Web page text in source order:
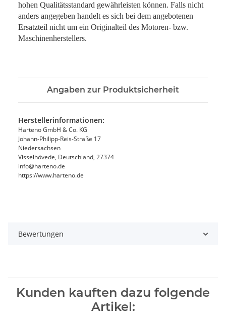
hohen Qualitätsstandard gewährleisten können. Falls nicht
anders angegeben handelt es sich bei dem angebotenen
Ersatzteil nicht um ein Originalteil des Motoren- bzw.
Maschinenherstellers.
Angaben zur Produktsicherheit
Herstellerinformationen:
Harteno GmbH & Co. KG
Johann-Philipp-Reis-Straße 17
Niedersachsen
Visselhövede, Deutschland, 27374
info@harteno.de
https://www.harteno.de
Bewertungen
Kunden kauften dazu folgende
Artikel: